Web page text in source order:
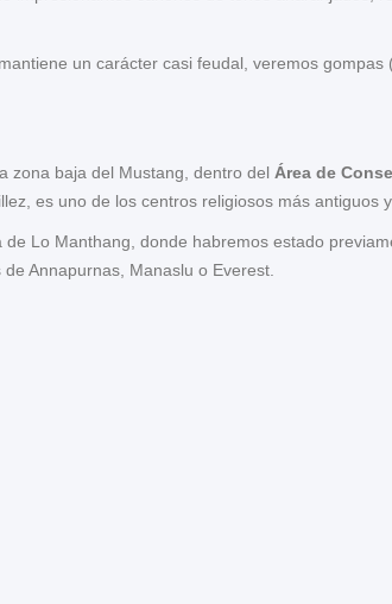
un carácter casi feudal, veremos
zona baja del Mustang, dentro del Área de
es uno de los centros religiosos más antiguos
Lo Manthang, donde habremos estado
Annapurnas, Manaslu o Everest.